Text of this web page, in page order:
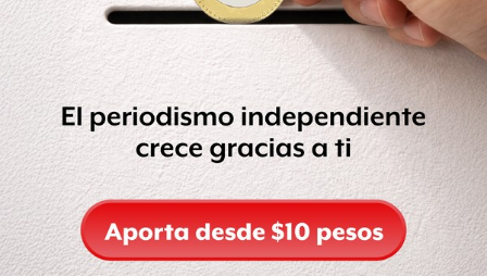
“Tenemos el imperioso deber de repensar nuestras
instituciones y nuestra función pública, en todos los
órdenes de gobierno y en todos los poderes públicos, a
fin de que la
transparencia y el acceso a la información
pública sean parte integral del desempeño
gubernamentaly público y del esquema de
comunicación entre el Estado y la sociedad”, subrayó
Peschard.